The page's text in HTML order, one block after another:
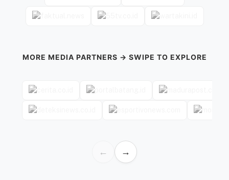
MORE MEDIA PARTNERS → SWIPE TO EXPLORE
← →